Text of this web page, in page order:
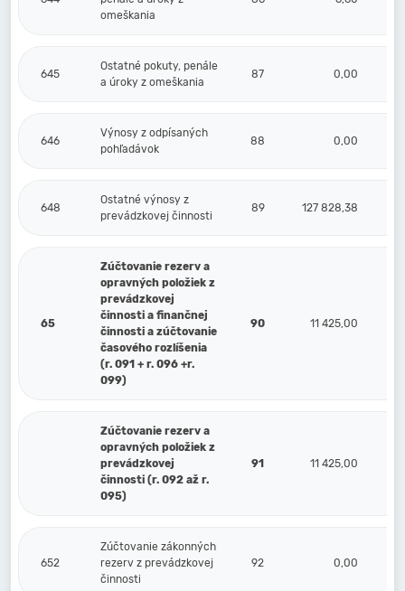
omeškania
645
Ostatné pokuty, penále
a úroky z omeškania
87 0,00
646
Výnosy z odpísaných
pohľadávok
88 0,00
648
Ostatné výnosy z
prevádzkovej činnosti
89 127 828,38
65
Zúčtovanie rezerv a
opravných položiek z
prevádzkovej
činnosti a finančnej
činnosti a zúčtovanie
časového rozlíšenia
(r. 091 + r. 096 +r.
099)
90 11 425,00
Zúčtovanie rezerv a
opravných položiek z
prevádzkovej
činnosti (r. 092 až r.
095)
91 11 425,00
652
Zúčtovanie zákonných
rezerv z prevádzkovej
činnosti
92 0,00